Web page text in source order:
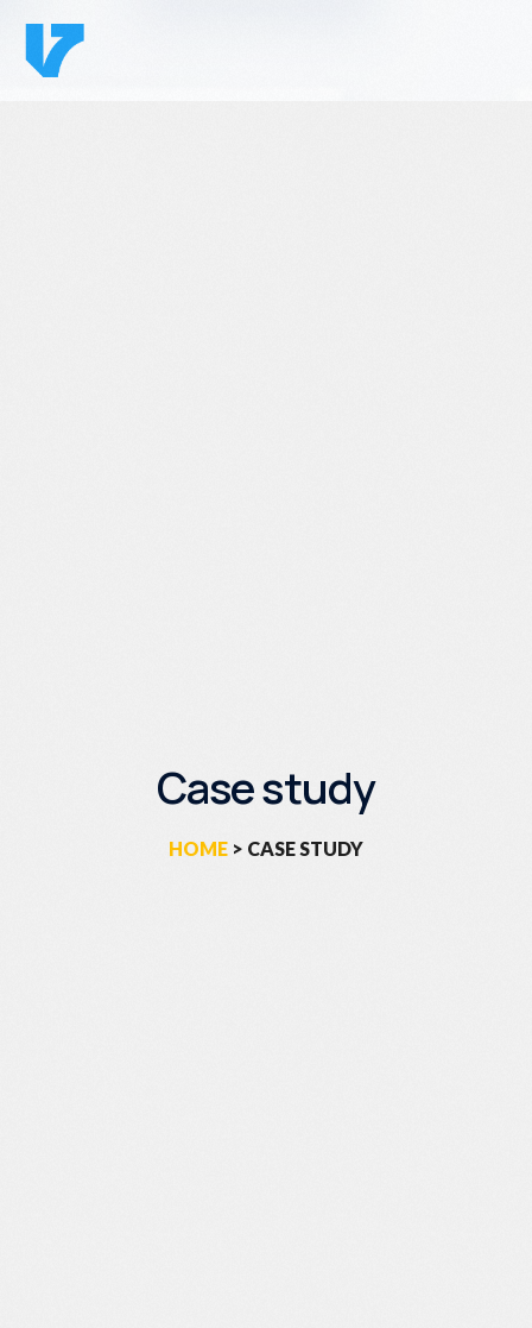
Case study
HOME > CASE STUDY